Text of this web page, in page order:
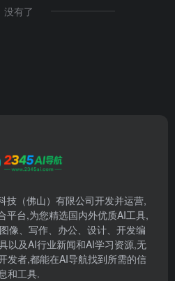
没有了
技（佛山）有限公司开发并运营,
平台,为您精选国内外优质AI工具,
像、写作、办公、设计、开发编
以及AI行业新闻和AI学习资源,无
发者,都能在AI导航找到所需的信
和工具.